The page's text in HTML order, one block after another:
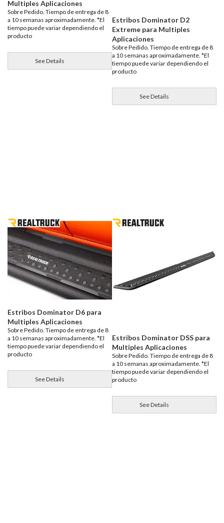
Multiples Aplicaciones
Sobre Pedido. Tiempo de entrega de 8
a 10 semanas aproximadamente. *El
tiempo puede variar dependiendo el
producto
See Details
Estribos Dominator D2
Extreme para Multiples
Aplicaciones
Sobre Pedido. Tiempo de entrega de 8
a 10 semanas aproximadamente. *El
tiempo puede variar dependiendo el
producto
See Details
Estribos Dominator D6 para
Multiples Aplicaciones
Sobre Pedido. Tiempo de entrega de 8
a 10 semanas aproximadamente. *El
tiempo puede variar dependiendo el
producto
See Details
Estribos Dominator DSS para
Multiples Aplicaciones
Sobre Pedido. Tiempo de entrega de 8
a 10 semanas aproximadamente. *El
tiempo puede variar dependiendo el
producto
See Details